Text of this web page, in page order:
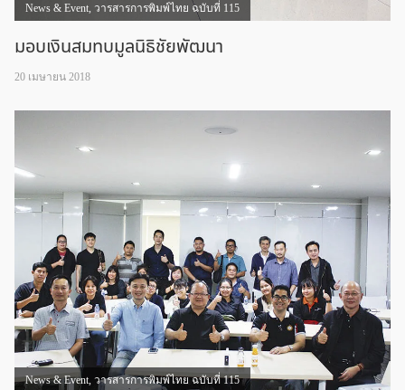
News & Event วารสารการพิมพ์ไทย ฉบับที่ 115
มอบเงินสมทบมูลนิธิชัยพัฒนา
20 เมษายน 2018
News & Event วารสารการพิมพ์ไทย ฉบับที่ 115